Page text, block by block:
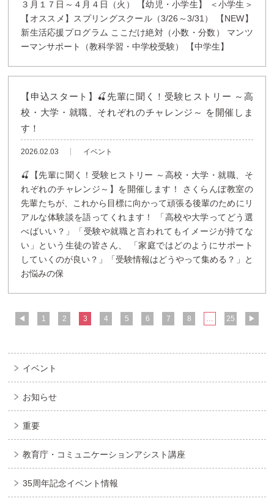
３月１７日～４月４日（火） 【幼児・小学生】 ＜小学生＞
【オススメ】スプリングスクール（3/26～3/31） 【NEW】
新生活応援プログラム ここだけ絶対（小数・分数） マンツ
ーマンサポート（教科学習・中学校受験） 【中学生】
【申込スタート】🍒先輩に聞く！受験ヒストリー ～高
校・大学・就職、それぞれのチャレンジ～ を開催しま
す！
2026.02.03 イベント
🍒【先輩に聞く！受験ヒストリー ～高校・大学・就職、そ
れぞれのチャレンジ～】を開催します！ さくらんぼ教室の
先輩たちが、これから目標に向かって頑張る後輩のためにリ
アルな体験談を語ってくれます！ 「高校や大学ってどう選
べばいい？」「受験や就職と言われてもイメージが持てな
い」という生徒の皆さん、 「家庭ではどのようにサポート
していくのが良い？」「受験情報はどうやって集める？」と
お悩みの保
◀ 1 2 3 4 5 6 7 8 … 25 ▶
イベント
お知らせ
重要
教育庁・コミュニケーションアシスト講座
35周年記念イベント情報